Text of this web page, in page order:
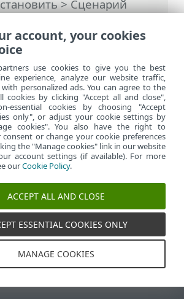
> Сценарий
сайт для ПК
поддержка
spol. s
Управлять файлами
Политика в отношении
account, your cookies
use cookies to give you the best
experience, analyze our website traffic,
personalized ads. You can agree to the
cookies by clicking "Accept all and close",
essential cookies by choosing "Accept
only", or adjust your cookie settings by
cookies". You also have the right to
or change your cookie preferences
the "Manage cookies" link in our website
account settings (if available). For more
ourCookie Policy.
ACCEPT ALL AND CLOSE
ESSENTIAL COOKIES ONLY
MANAGE COOKIES